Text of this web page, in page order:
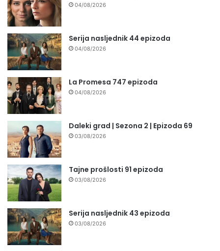
04/08/2026
Serija nasljednik 44 epizoda
04/08/2026
La Promesa 747 epizoda
04/08/2026
Daleki grad | Sezona 2 | Epizoda 69
03/08/2026
Tajne prošlosti 91 epizoda
03/08/2026
Serija nasljednik 43 epizoda
03/08/2026